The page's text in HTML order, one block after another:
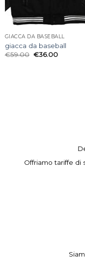
GIACCA DA BASEBALL
giacca da baseball
€59.00 €36.00
Offriamo tariffe di